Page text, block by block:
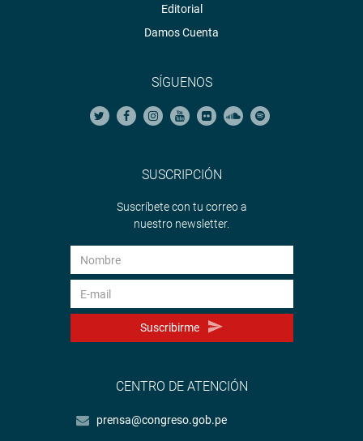
Editorial
Damos Cuenta
SÍGUENOS
SUSCRIPCIÓN
Suscríbete con tu correo a
nuestro newsletter.
Suscribirme
CENTRO DE ATENCIÓN
prensa@congreso.gob.pe